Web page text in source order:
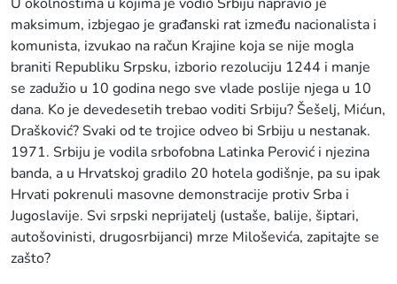
maksimum, izbjegao je građanski rat između nacionalista i
komunista, izvukao na račun Krajine koja se nije mogla
braniti Republiku Srpsku, izborio rezoluciju 1244 i manje
se zadužio u 10 godina nego sve vlade poslije njega u 10
dana. Ko je devedesetih trebao voditi Srbiju? Šešelj, Mićun,
Drašković? Svaki od te trojice odveo bi Srbiju u nestanak.
1971. Srbiju je vodila srbofobna Latinka Perović i njezina
banda, a u Hrvatskoj gradilo 20 hotela godišnje, pa su ipak
Hrvati pokrenuli masovne demonstracije protiv Srba i
Jugoslavije. Svi srpski neprijatelj (ustaše, balije, šiptari,
autošovinisti, drugosrbijanci) mrze Miloševića, zapitajte se
zašto?